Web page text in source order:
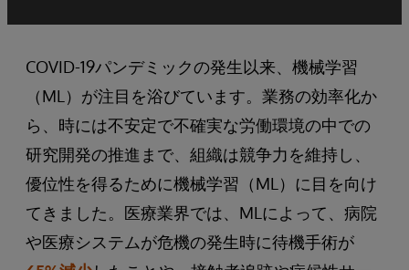
COVID-19パンデミックの発生以来、機械学習
（ML）が注目を浴びています。業務の効率化か
ら、時には不安定で不確実な労働環境の中での
研究開発の推進まで、組織は競争力を維持し、
優位性を得るために機械学習（ML）に目を向け
てきました。医療業界では、MLによって、病院
や医療システムが危機の発生時に待機手術が